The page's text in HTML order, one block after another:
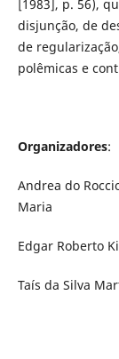
[1983], p. 56),
disjunção, de
de
polêmicas e
Organizadores:
Andrea do
Maria
Edgar Roberto
Taís da Silva